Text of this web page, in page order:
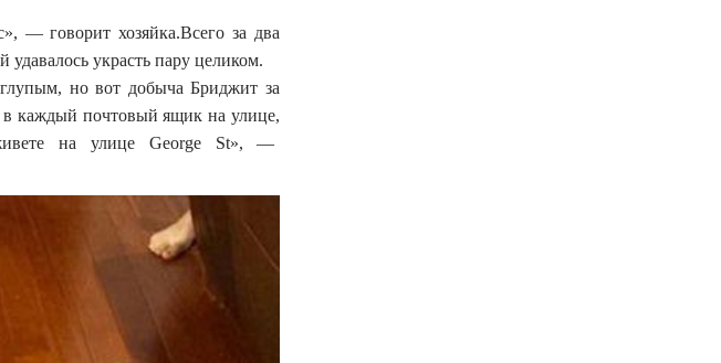
— говорит хозяйка.Всего за два
украсть пару целиком.
но вот добыча Бриджит за
каждый почтовый ящик на улице,
на улице George St», —